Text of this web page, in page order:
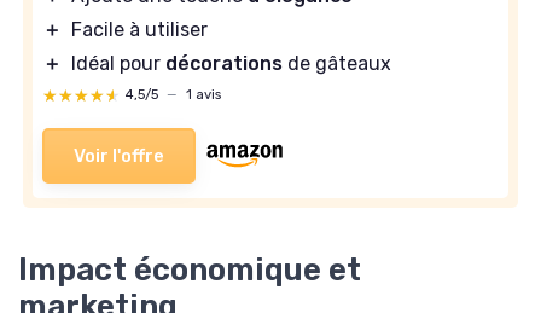
＋
Facile à utiliser
＋
Idéal pour décorations de gâteaux
★★★★★
★★★★★ 4,5/5 — 1 avis
Voir l'offre
Impact économique et
marketing